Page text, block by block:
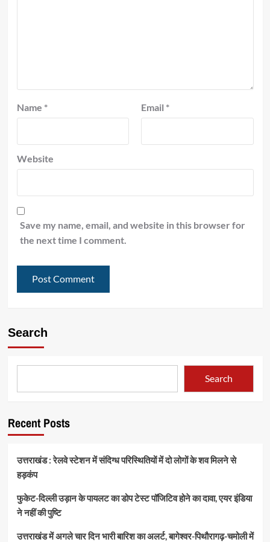
Name * Email *
Website
Save my name, email, and website in this browser for
the next time I comment.
Search
Search
Recent Posts
उत्तराखंड : रेलवे स्टेशन में संदिग्ध परिस्थितियों में दो लोगों के शव मिलने से
हड़कंप
फुकेट-दिल्ली उड़ान के पायलट का डोप टेस्ट पॉजिटिव होने का दावा, एयर इंडिया
ने नहीं की पुष्टि
उत्तराखंड में अगले चार दिन भारी बारिश का अलर्ट, बागेश्वर-पिथौरागढ़-चमोली में